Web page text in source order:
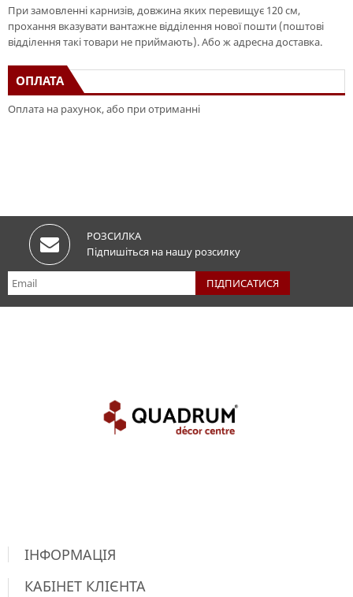
При замовленні карнизів, довжина яких перевищує 120 см,
прохання вказувати вантажне відділення нової пошти (поштові
відділення такі товари не приймають). Або ж адресна доставка.
ОПЛАТА
Оплата на рахунок, або при отриманні
РОЗСИЛКА
Підпишіться на нашу розсилку
ІНФОРМАЦІЯ
КАБІНЕТ КЛІЄНТА